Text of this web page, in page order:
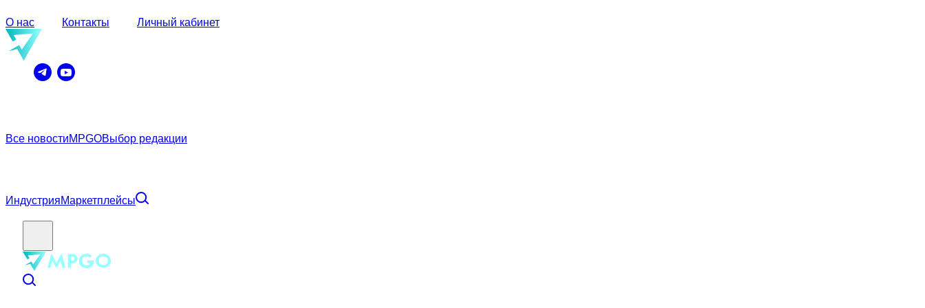
О нас Контакты Личный кабинет
Все новостиMPGOВыбор редакции
ИндустрияМаркетплейсы